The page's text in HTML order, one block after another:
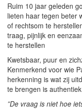
Ruim 10 jaar geleden
lieten haar tegen beter
of rechtsom te
traag, pijnlijk en
te herstellen
Kwetsbaar, puur en
Kenmerkend voor wie
herkenning is wat zij
te brengen is
”De vraag is niet hoe